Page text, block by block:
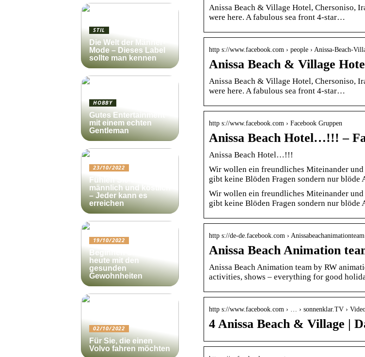
Anissa Beach & Village Hotel, Chersoniso,
were here. A fabulous sea front 4-star…
http s://www.facebook.com › people › Anissa-Beach-
Anissa Beach & Village
Anissa Beach & Village Hotel, Chersoniso,
were here. A fabulous sea front 4-star…
http s://www.facebook.com › Facebook Gruppen
Anissa Beach Hotel…!!! –
Anissa Beach Hotel…!!!
Wir wollen ein freundliches Miteinander
gibt keine Blöden Fragen sondern nur blöde
Wir wollen ein freundliches Miteinander
gibt keine Blöden Fragen sondern nur
http s://de-de.facebook.com › Anissabeachanimationteam
Anissa Beach Animation
Anissa Beach Animation team by RW
activities, shows – everything for good
http s://www.facebook.com › … › sonnenklar.TV ›
4 Anissa Beach & Village |
STIL
Die Welt der Männer-
Mode – Dieses Label
sollte man kennen
HOBBY
Gutes Entertainment
mit einem echten
Gentleman
23/10/2022
Fühlen Sie sich
männlich und köstlich
– Jeder kann es
erreichen
19/10/2022
Beginnen Sie noch
heute mit den
gesunden
Gewohnheiten
02/10/2022
Für Sie, die einen
Volvo fahren möchten